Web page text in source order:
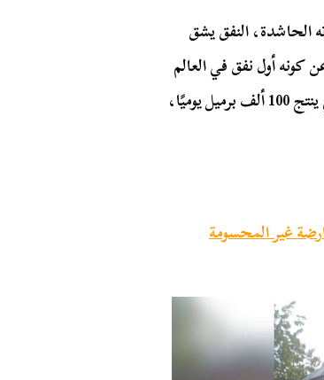
الحاشدة، النفق يشق
كونه أول نفق في العالم
عن بئر نفطي ينتج 100 ألف برميل يوميًا،
غير المحسومة